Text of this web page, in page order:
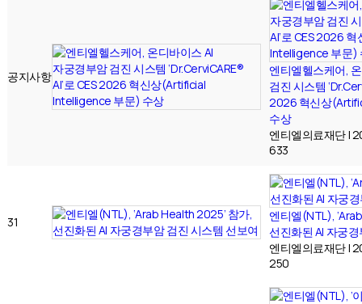
공지사항
엔티엘헬스케어,
검진 시스템
2026 혁신상
수상
엔티엘의료재단|
633
31
엔티엘(NTL),
선진화된 AI 자궁
엔티엘의료재단|
250